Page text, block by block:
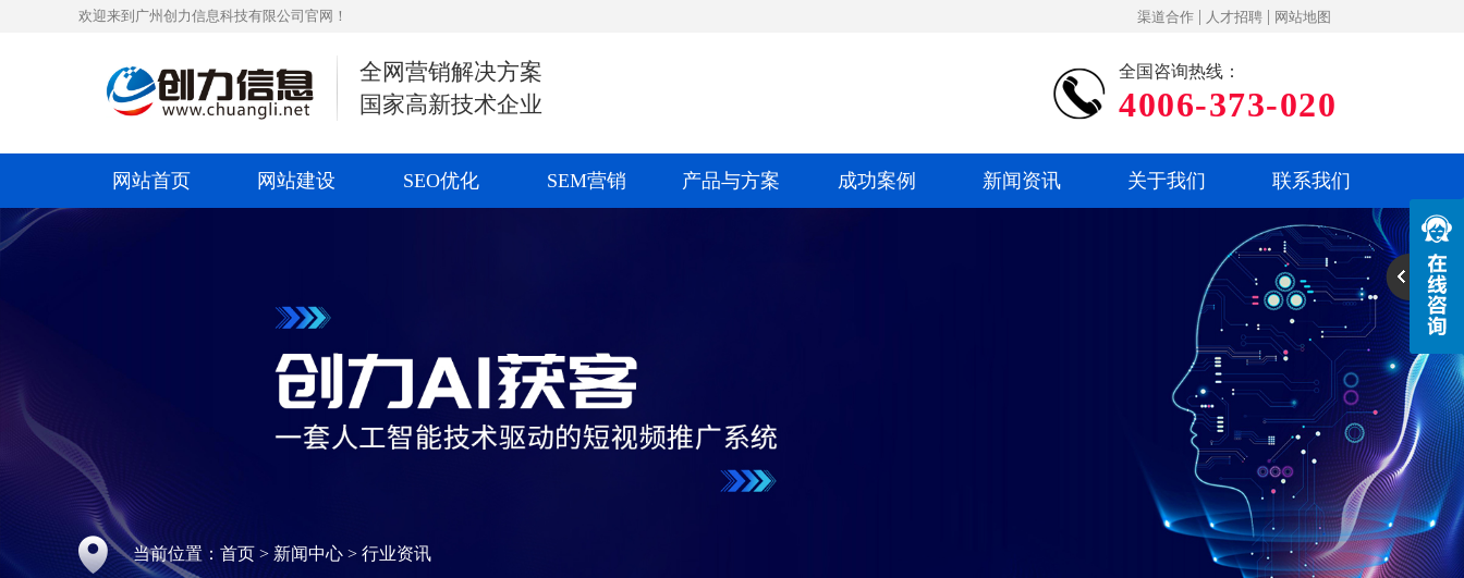
欢迎来到广州创力信息科技有限公司官网！ 渠道合作 | 人才招聘 | 网站地图
全网营销解决方案
国家高新技术企业
全国咨询热线：
4006-373-020
网站首页 网站建设 SEO优化 SEM营销 产品与方案 成功案例 新闻资讯 关于我们 联系我们
当前位置： 首页 > 新闻中心 > 行业资讯